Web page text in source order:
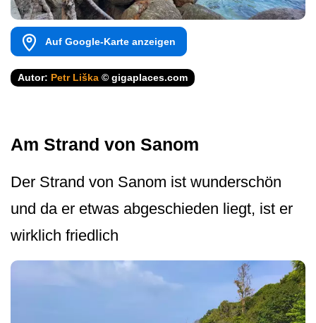
Auf Google-Karte anzeigen
Autor: Petr Liška © gigaplaces.com
Am Strand von Sanom
Der Strand von Sanom ist wunderschön
und da er etwas abgeschieden liegt, ist er
wirklich friedlich